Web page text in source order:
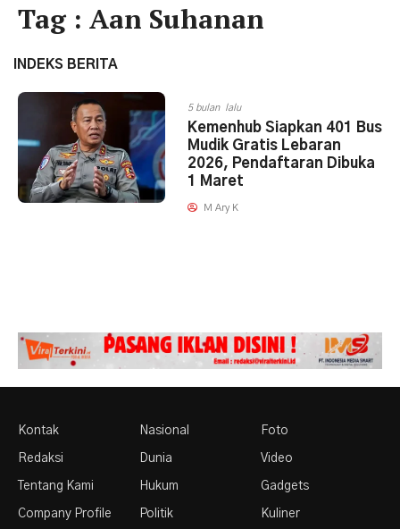
Tag : Aan Suhanan
INDEKS BERITA
5 bulan lalu
Kemenhub Siapkan 401 Bus
Mudik Gratis Lebaran
2026, Pendaftaran Dibuka
1 Maret
M Ary K
Kontak
Redaksi
Tentang Kami
Company Profile
Nasional
Dunia
Hukum
Politik
Foto
Video
Gadgets
Kuliner